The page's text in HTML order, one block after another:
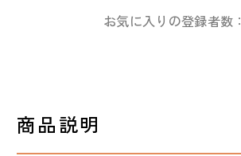
お気に入りの登録者数：
商品説明